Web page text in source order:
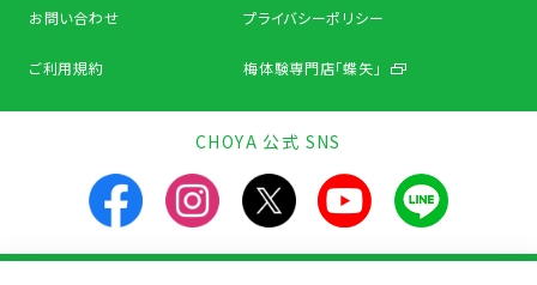
お問い合わせ プライバシーポリシー
ご利用規約 梅体験専門店「蝶矢」
CHOYA 公式 SNS